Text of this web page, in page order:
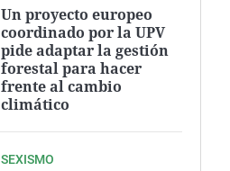
Un proyecto europeo
coordinado por la UPV
pide adaptar la gestión
forestal para hacer
frente al cambio
climático
SEXISMO